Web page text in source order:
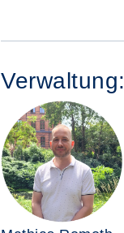
Verwaltung: